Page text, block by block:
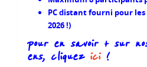
PC distant fourni pour
2026 !)
pour en savoir + sur
ens, cliquez ici!